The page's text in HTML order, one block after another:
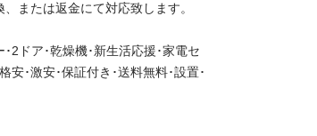
または返金にて対応致します。
2ドア･乾燥機･新生活応援･家電セ
安･激安･保証付き･送料無料･設置･